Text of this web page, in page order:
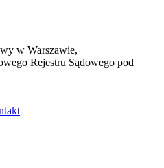
w Warszawie,
Rejestru Sądowego pod